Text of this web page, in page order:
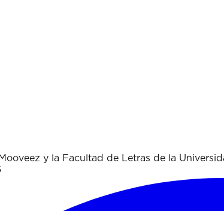
Mooveez y la Facultad de Letras de la